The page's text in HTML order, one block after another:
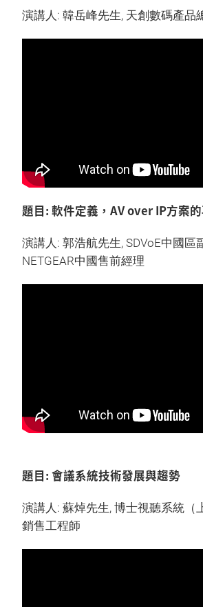
演講人: 韓岳峰先生, 天創數碼產品
題目: 軟件定義，AV over IP方案
演講人: 郭浩航先生, SDVoE中國區
NETGEAR中國售前經理
題目: 會議系統技術發展與趨勢
演講人: 蘇焯先生, 博士視聽系統（
銷售工程師